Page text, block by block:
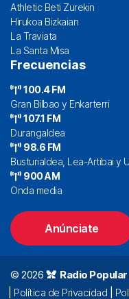
Athletic Beti Zurekin
Hirukoa Bizkaian
La Traviata
La Santa Misa
Frecuencias
100.4 FM
Gran Bilbao y Enkarterri
107.1 FM
Durangaldea
98.6 FM
Busturialdea, Lea-Artibai y
900 AM
Onda media
Anúnciate
© 2026 Radio
Política de Privacidad